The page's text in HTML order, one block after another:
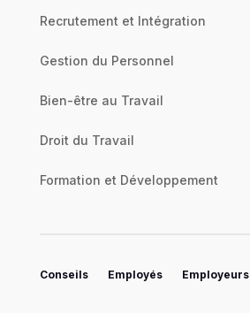
Recrutement et Intégration
Gestion du Personnel
Bien-être au Travail
Droit du Travail
Formation et Développement
Conseils Employés Employeurs